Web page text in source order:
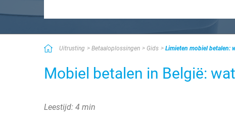
Uitrusting Betaaloplossingen Gids Limieten mobiel betalen:
Mobiel betalen in België:
Leestijd: 4 min